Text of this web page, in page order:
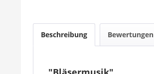
Beschreibung Bewertungen